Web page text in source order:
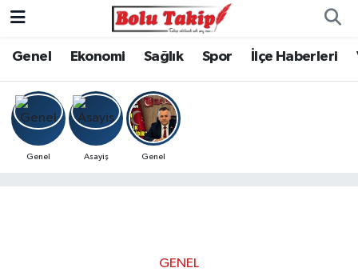
Genel Ekonomi Sağlık Spor İlçe Haberleri
Genel Asayiş Genel
GENEL